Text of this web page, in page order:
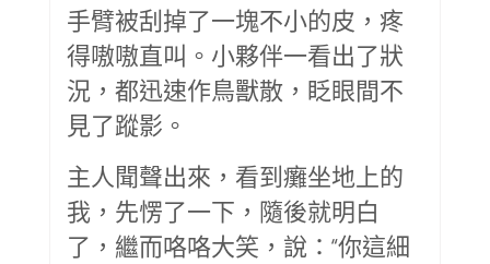
手臂被刮掉了一塊不小的皮，疼
得嗷嗷直叫。小夥伴一看出了狀
況，都迅速作鳥獸散，眨眼間不
見了蹤影。
主人聞聲出來，看到癱坐地上的
我，先愣了一下，隨後就明白
了，繼而咯咯大笑，說：“你這細